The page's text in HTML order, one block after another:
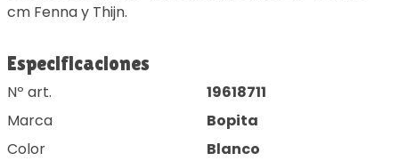
cm Fenna y Thijn.
Especificaciones
Nº art.
19618711
Marca
Bopita
Color
Blanco